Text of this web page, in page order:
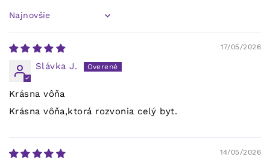
Sort by
17/05/2026
Slávka J.
Krásna vôňa
Krásna vôňa,ktorá rozvonia celý byt.
14/05/2026